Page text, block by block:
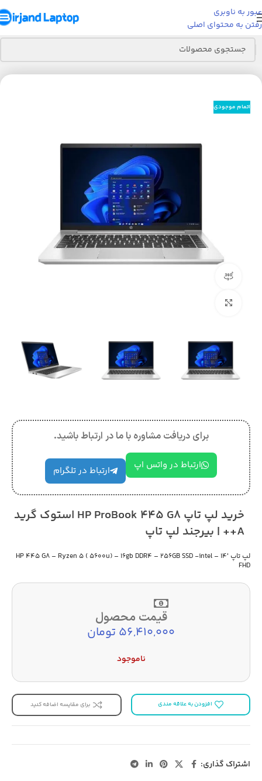
عبور به ناوبری
رفتن به محتوای اصلی
خانه لپ تاپ لپ تاپ HP
اتمام موجودی
برای دریافت مشاوره با ما در ارتباط باشید.
ارتباط در واتس اپ ارتباط در تلگرام
خرید لپ تاپ HP ProBook 445 G8 استوک گرید
A++ | بیرجند لپ تاپ
لپ تاپ HP 445 G8 – Ryzen 5 ( 5600u) – 16gb DDR4 – 256GB SSD -intel – 14′
FHD
قیمت محصول
56,410,000 تومان
ناموجود
افزودن به علاقه مندی برای مقایسه اضافه کنید
اشتراک گذاری: